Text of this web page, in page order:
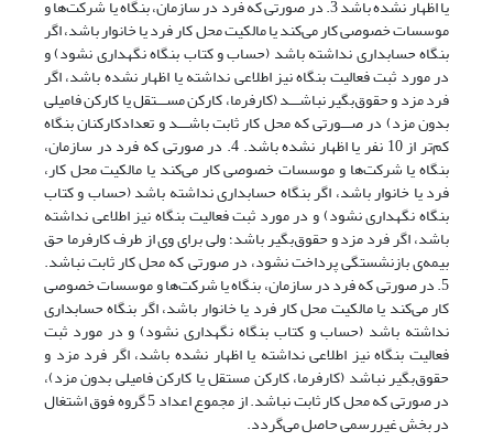
یا اظهار نشده باشد 3. در صورتی که فرد در سازمان، بنگاه یا شرکت‌ها و
موسسات خصوصی کار می‌کند یا مالکیت محل کار فرد یا خانوار باشد، اگر
بنگاه حسابداری نداشته باشد (حساب و کتاب بنگاه نگهداری نشود) و
در مورد ثبت فعالیت بنگاه نیز اطلاعی نداشته یا اظهار نشده باشد، اگر
فرد مزد و حقوق‌بگیر نباشـــد (کارفرما، کارکن مســـتقل یا کارکن فامیلی
بدون مزد) در صـــورتی که محل کار ثابت باشـــد و تعدادکارکنان بنگاه
کم‌تر از 10 نفر یا اظهار نشده باشد. 4. در صورتی که فرد در سازمان،
بنگاه یا شرکت‌ها و موسسات خصوصی کار می‌کند یا مالکیت محل کار،
فرد یا خانوار باشد، اگر بنگاه حسابداری نداشته باشد (حساب و کتاب
بنگاه نگهداری نشود) و در مورد ثبت فعالیت بنگاه نیز اطلاعی نداشته
باشد، اگر فرد مزد و حقوق‌بگیر باشد؛ ولی برای وی از طرف کارفرما حق
بیمه‌ی بازنشستگی پرداخت نشود، در صورتی که محل کار ثابت نباشد.
5. در صورتی که فرد در سازمان، بنگاه یا شرکت‌ها و موسسات خصوصی
کار می‌کند یا مالکیت محل کار فرد یا خانوار باشد، اگر بنگاه حسابداری
نداشته باشد (حساب و کتاب بنگاه نگهداری نشود) و در مورد ثبت
فعالیت بنگاه نیز اطلاعی نداشته یا اظهار نشده باشد، اگر فرد مزد و
حقوق‌بگیر نباشد (کارفرما، کارکن مستقل یا کارکن فامیلی بدون مزد)،
در صورتی که محل کار ثابت نباشد. از مجموع اعداد 5 گروه فوق اشتغال
در بخش غیررسمی حاصل می‌گردد.